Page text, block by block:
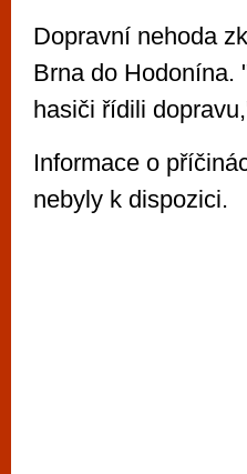
Dopravní nehoda
Brna do Hodonína.
hasiči řídili
Informace o
nebyly k dispozici.